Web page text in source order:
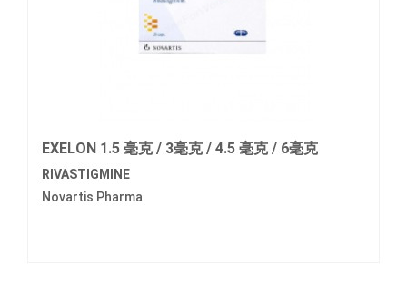
EXELON 1.5 毫克 / 3毫克 / 4.5 毫克 / 6毫克
RIVASTIGMINE
Novartis Pharma